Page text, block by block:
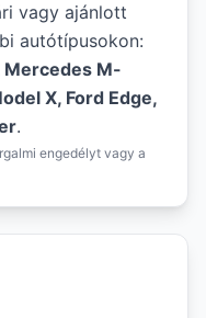
vagy ajánlott
autótípusokon:
Mercedes M-
X, Ford Edge,
.
engedélyt vagy a